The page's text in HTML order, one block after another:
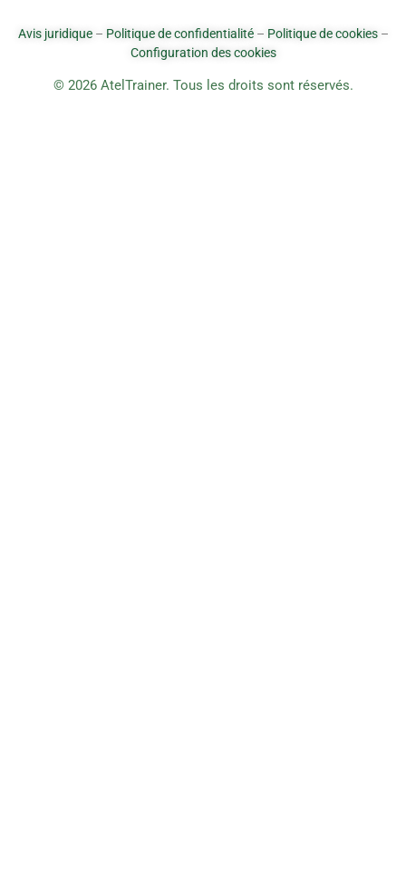
Avis juridique– Politique de confidentialité– Politique de cookies–
Configuration des cookies
© 2026 AtelTrainer. Tous les droits sont réservés.